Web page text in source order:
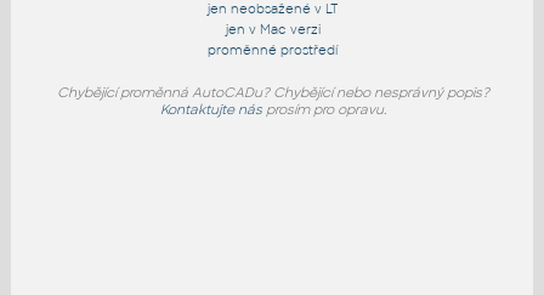
jen neobsažené v LT
jen v Mac verzi
proměnné prostředí
Chybějící proměnná AutoCADu? Chybějící nebo nesprávný popis?
Kontaktujte násprosím pro opravu.